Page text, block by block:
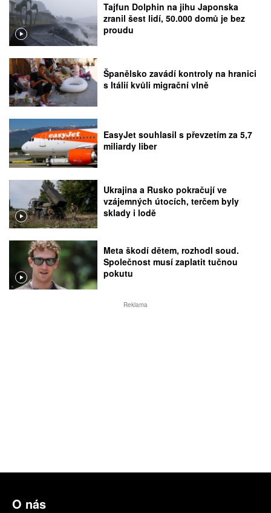
Tajfun Dolphin na jihu Japonska
zranil šest lidí, 50.000 domů je bez
proudu
Španělsko zavádí kontroly na hranici
s Itálií kvůli migrační vlně
EasyJet souhlasil s převzetím za 5,7
miliardy liber
Ukrajina a Rusko pokračují ve
vzájemných útocích, terčem byly
sklady i lodě
Meta škodí dětem, rozhodl soud.
Společnost musí zaplatit tučnou
pokutu
Reklama
O nás